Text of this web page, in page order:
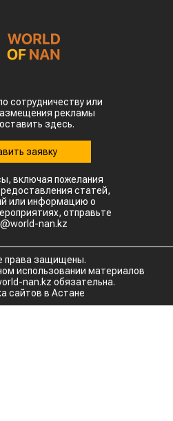
сотрудничеству или
рекламы
здесь.
заявку
включая пожелания
статей,
или информацию о
отправьте
nan.kz
права защищены.
использовании материалов
nan.kz обязательна.
сайтов в Астане